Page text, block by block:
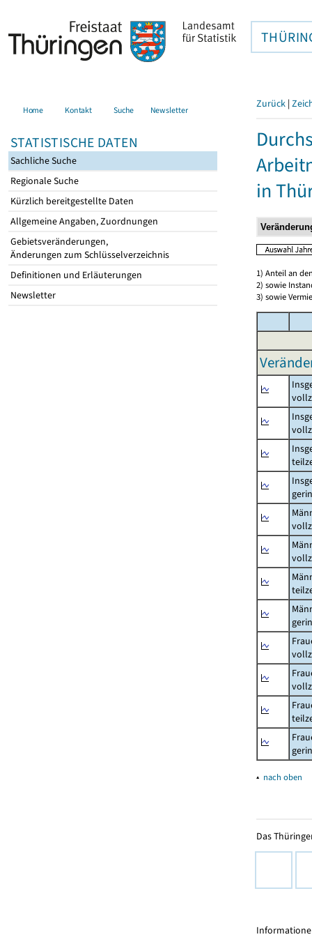
Home Kontakt Suche Newsletter
STATISTISCHE DATEN
Sachliche Suche
Regionale Suche
Kürzlich bereitgestellte Daten
Allgemeine Angaben, Zuordnungen
Gebietsveränderungen,
Änderungen zum Schlüsselverzeichnis
Definitionen und Erläuterungen
Newsletter
Zurück |
in
1) Anteil an
2) sowie
3) sowie
▴ nach oben
Das